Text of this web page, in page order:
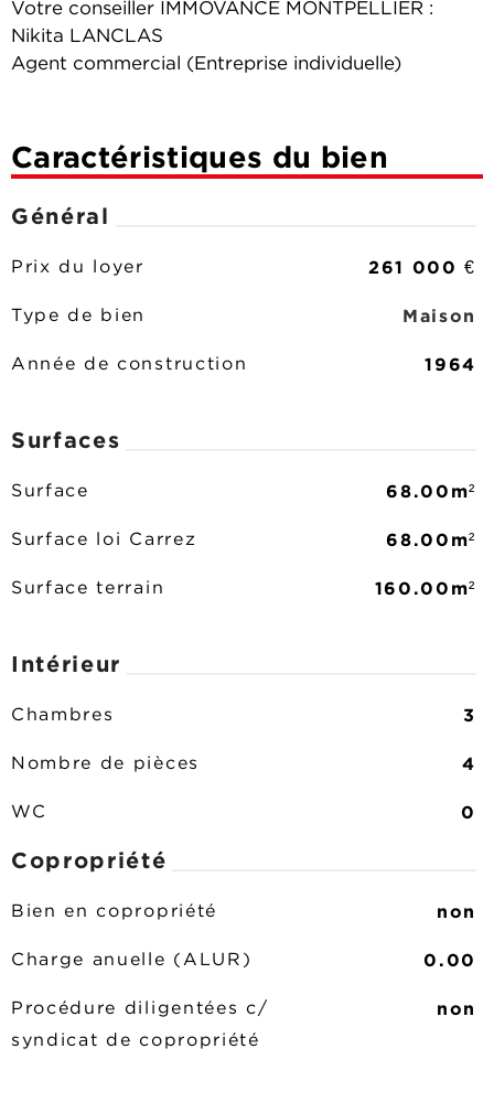
Votre conseiller IMMOVANCE MONTPELLIER :
Nikita LANCLAS
Agent commercial (Entreprise individuelle)
Caractéristiques du bien
Général
Prix du loyer 261 000 €
Type de bien Maison
Année de construction 1964
Surfaces
Surface 68.00m²
Surface loi Carrez 68.00m²
Surface terrain 160.00m²
Intérieur
Chambres 3
Nombre de pièces 4
WC 0
Copropriété
Bien en copropriété non
Charge anuelle (ALUR) 0.00
Procédure diligentées c/
syndicat de copropriété
non